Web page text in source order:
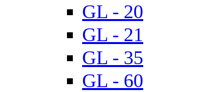
GL - 20
GL - 21
GL - 35
GL - 60